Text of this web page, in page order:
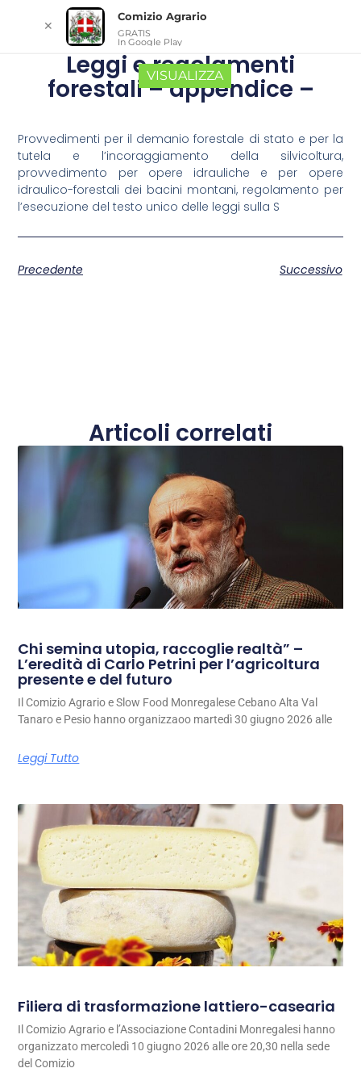
Leggi e regolamenti
forestali – appendice –
Provvedimenti per il demanio forestale di stato e per la
tutela e l’incoraggiamento della silvicoltura,
provvedimento per opere idrauliche e per opere
idraulico-forestali dei bacini montani, regolamento per
l’esecuzione del testo unico delle leggi sulla S
Precedente Successivo
Articoli correlati
Chi semina utopia, raccoglie realtà” –
L’eredità di Carlo Petrini per l’agricoltura
presente e del futuro
Il Comizio Agrario e Slow Food Monregalese Cebano Alta Val
Tanaro e Pesio hanno organizzaoo martedì 30 giugno 2026 alle
Leggi Tutto
Filiera di trasformazione lattiero-casearia
Il Comizio Agrario e l’Associazione Contadini Monregalesi hanno
organizzato mercoledì 10 giugno 2026 alle ore 20,30 nella sede
del Comizio
✕
Comizio Agrario
GRATIS
In Google Play
VISUALIZZA